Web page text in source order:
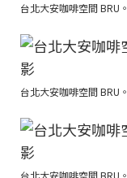
台北大安咖啡空間 BRU
台北大安咖啡空間 BRU
台北大安咖啡空間 BRU